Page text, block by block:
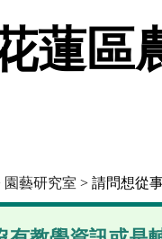
蓮區
園藝研究室 > 請問想從